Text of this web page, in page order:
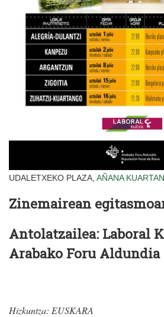
UDALETXEKO PLAZA, AÑANA
Zinemairean
Antolatzailea: Laboral
Arabako Foru Aldundia
Hizkuntza: EUSKARA